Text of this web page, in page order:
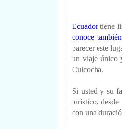
Ecuadortiene
conoce también
parecer este
un viaje único
Cuicocha.
Si usted y su
turístico,
con una